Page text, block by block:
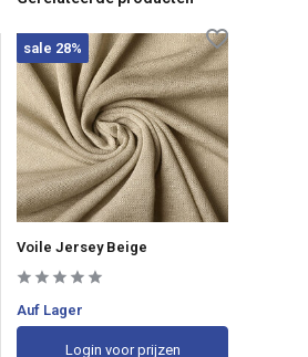
sale 28%
Voile Jersey Beige
Auf Lager
Login voor prijzen